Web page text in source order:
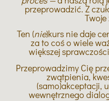
przeprowadzić. Z
Twoje
Ten (nie)kurs nie daje
za to coś o wiele
większej
Przeprowadzimy Cię
zwątpienia,
(samo)akceptacji,
wewnętrznego